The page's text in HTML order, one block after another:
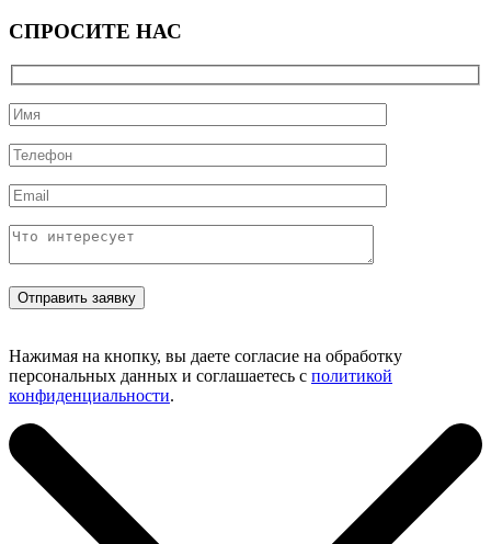
СПРОСИТЕ НАС
Нажимая на кнопку, вы даете согласие на обработку
персональных данных и соглашаетесь с политикой
конфиденциальности.